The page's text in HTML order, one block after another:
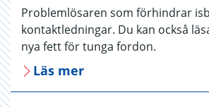
Problemlösaren som förhindrar
kontaktledningar. Du kan också
nya fett för tunga fordon.
Läs mer